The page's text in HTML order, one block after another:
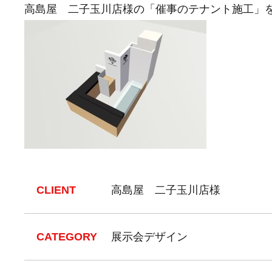
高島屋 二子玉川店様の「催事のテナント施工」
CLIENT 高島屋 二子玉川店様
CATEGORY 展示会デザイン